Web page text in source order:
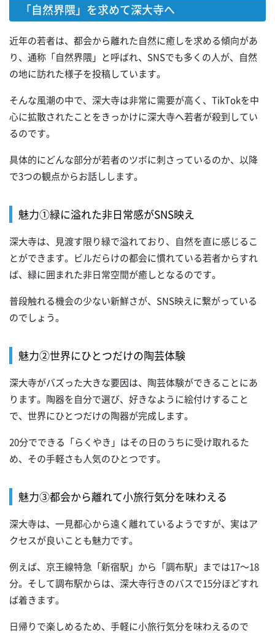
「自然界隈」を求めて深大寺へ
近年の若者は、都会から離れた自然に癒しを求める傾向があ
り、通称「自然界隈」と呼ばれ、SNSでも多くの人が、自然
の地に訪れた様子を投稿しています。
そんな風潮の中で、深大寺は非常に需要が高く、TikTokを中
心に拡散されたことをきっかけに深大寺へ若者が殺到してい
るのです。
具体的にどんな部分が若者のツボに刺さっているのか、以降
で3つの観点からお話しします。
魅力①緑に溢れた非日常感がSNS映え
深大寺は、見渡す限り緑で溢れており、自然を直に感じるこ
とができます。ビルだらけの都会に慣れている若者からすれ
ば、緑に囲まれた非日常空間が癒しとなるのです。
普段触れる機会の少ない新鮮さが、SNS映えに繋がっている
のでしょう。
魅力②世界にひとつだけの陶芸体験
深大寺がバズった大きな要因は、陶芸体験ができることにあ
ります。陶器を自分で選び、好きなように絵付けすること
で、世界にひとつだけの陶器が完成します。
20分でできる「らくやき」はその日のうちに受け取れるた
め、その手軽さも人気のひとつです。
魅力③都会から離れて小旅行気分を味わえる
深大寺は、一見都心から遠く離れているようですが、実はア
クセスが良いことも魅力です。
例えば、京王線特急「新宿駅」から「調布駅」までは17～18
分。そして調布駅からは、深大寺行きのバスで15分ほどすれ
ば着きます。
日帰りで楽しめるため、手軽に小旅行気分を味わえるので